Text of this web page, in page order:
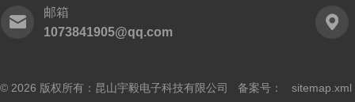
邮箱
1073841905@qq.com
© 2026 版权所有：昆山宇毅电子科技有限公司 备案号： sitemap.xml